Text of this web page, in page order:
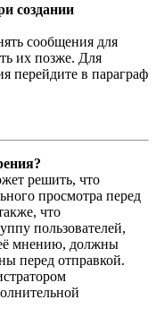
создании
сообщения для
их позже. Для
перейдите в параграф
решить, что
просмотра перед
что
пользователей,
мнению, должны
перед отправкой.